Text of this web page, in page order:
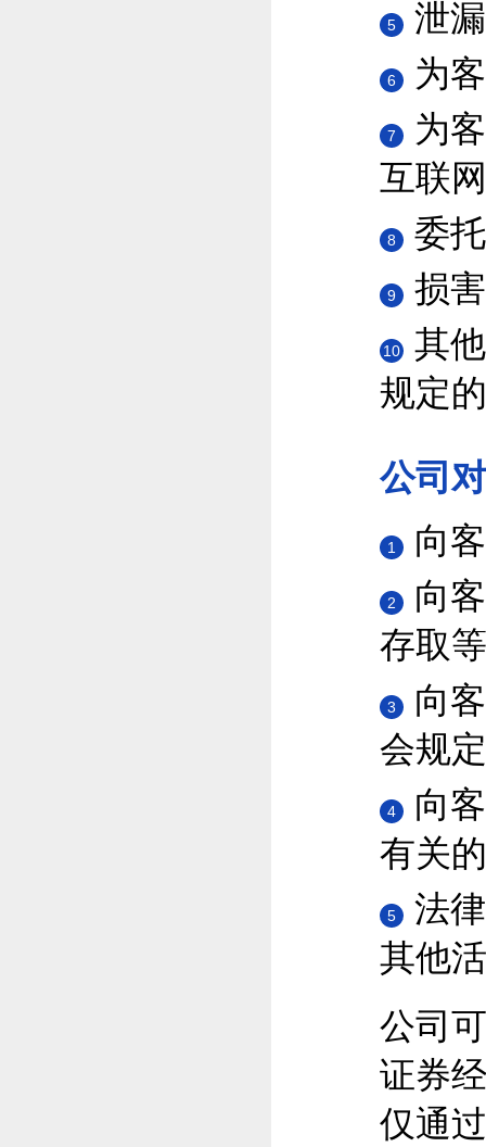
5 泄
6 为
7
为
互联
8 委
9 损
10
其
规定
公司
1 向
2
向
存取
3
向
会规
4
向
有关
5
法
其他
公司
证券
仅通